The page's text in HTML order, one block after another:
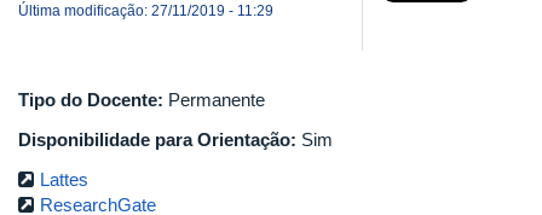
Última modificação: 27/11/2019 - 11:29
Tipo do Docente: Permanente
Disponibilidade para Orientação: Sim
Lattes
ResearchGate